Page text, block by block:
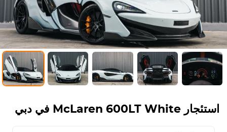
استئجار McLaren 600LT White في دبي